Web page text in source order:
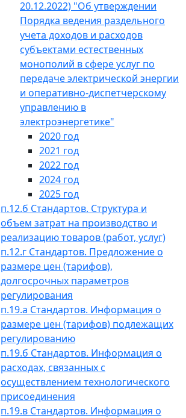
20.12.2022) "Об утверждении
Порядка ведения раздельного
учета доходов и расходов
субъектами естественных
монополий в сфере услуг по
передаче электрической энергии
и оперативно-диспетчерскому
управлению в
электроэнергетике"
2020 год
2021 год
2022 год
2024 год
2025 год
п.12.б Стандартов. Структура и
объем затрат на производство и
реализацию товаров (работ, услуг)
п.12.г Стандартов. Предложение о
размере цен (тарифов),
долгосрочных параметров
регулирования
п.19.а Стандартов. Информация о
размере цен (тарифов) подлежащих
регулированию
п.19.б Стандартов. Информация о
расходах, связанных с
осуществлением технологического
присоединения
п.19.в Стандартов. Информация о